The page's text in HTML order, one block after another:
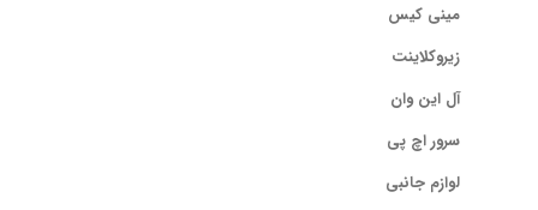
مینی کیس
زیروکلاینت
آل این وان
سرور اچ پی
لوازم جانبی